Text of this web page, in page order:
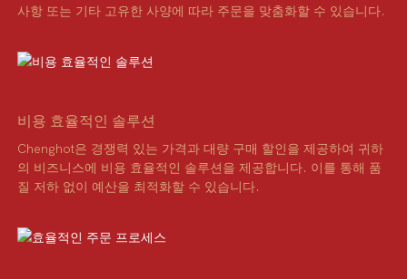
사항 또는 기타 고유한 사양에 따라 주문을 맞춤화할 수 있습니다.
비용 효율적인 솔루션
Chenghot은 경쟁력 있는 가격과 대량 구매 할인을 제공하여 귀하
의 비즈니스에 비용 효율적인 솔루션을 제공합니다. 이를 통해 품
질 저하 없이 예산을 최적화할 수 있습니다.